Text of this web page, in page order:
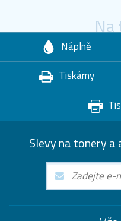
Na
Náplně
Tiskárny
Slevy na tonery a